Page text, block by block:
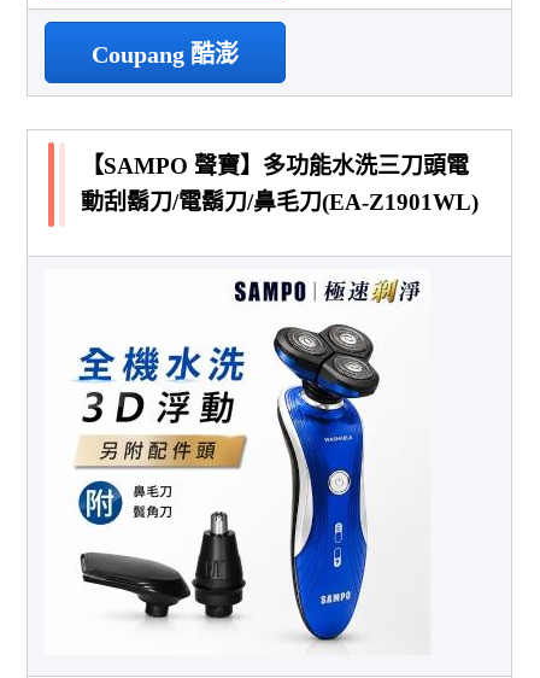
Coupang 酷澎
【SAMPO 聲寶】多功能水洗三刀頭電
動刮鬍刀/電鬍刀/鼻毛刀(EA-Z1901WL)